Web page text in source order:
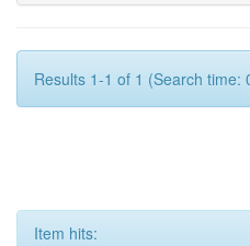
Results 1-1 of 1 (Search time:
Item hits: